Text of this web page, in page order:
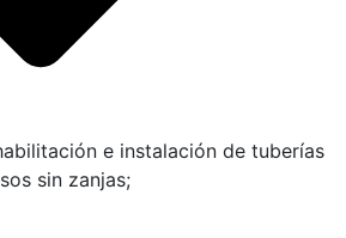
e instalación de tuberías
sin zanjas;